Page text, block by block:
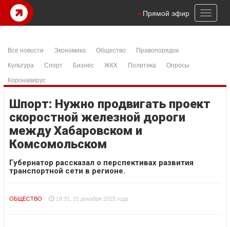
Toggle
Прямой эфир
Все новости Экономика Общество
Правопорядок
Культура
Спорт Бизнес ЖКХ Политика
Опросы
Коронавирус
Шпорт: Нужно продвигать проект
скоростной железной дороги
между Хабаровском и
Комсомольском
Губернатор рассказал о перспективах развития
транспортной сети в регионе.
ОБЩЕСТВО 18:31, 21 декабря 2015 года